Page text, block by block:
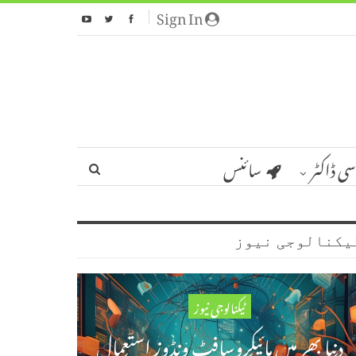
Sign In
ڈاکٹر سائنس
نیوز
ٹیکنالوجی نیوز
دنیا بھر میں مائیکروسافٹ ونڈوز استعمال